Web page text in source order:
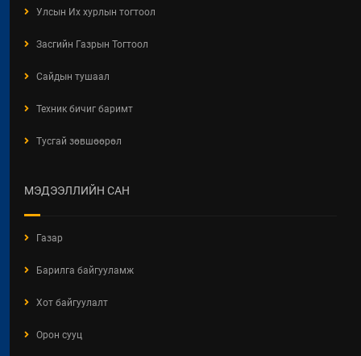
Улсын Их хурлын тогтоол
Засгийн Газрын Тогтоол
Сайдын тушаал
Техник бичиг баримт
Тусгай зөвшөөрөл
МЭДЭЭЛЛИЙН САН
Газар
Барилга байгууламж
Хот байгуулалт
Орон сууц